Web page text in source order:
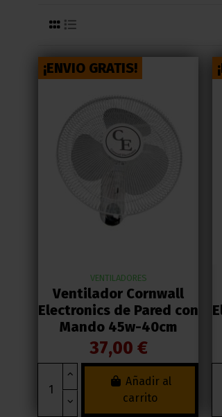
¡ENVIO GRATIS!
VENTILADORES
Ventilador Cornwall
Electronics de Pared con
Mando 45w-40cm
37,00 €
Añadir al
carrito